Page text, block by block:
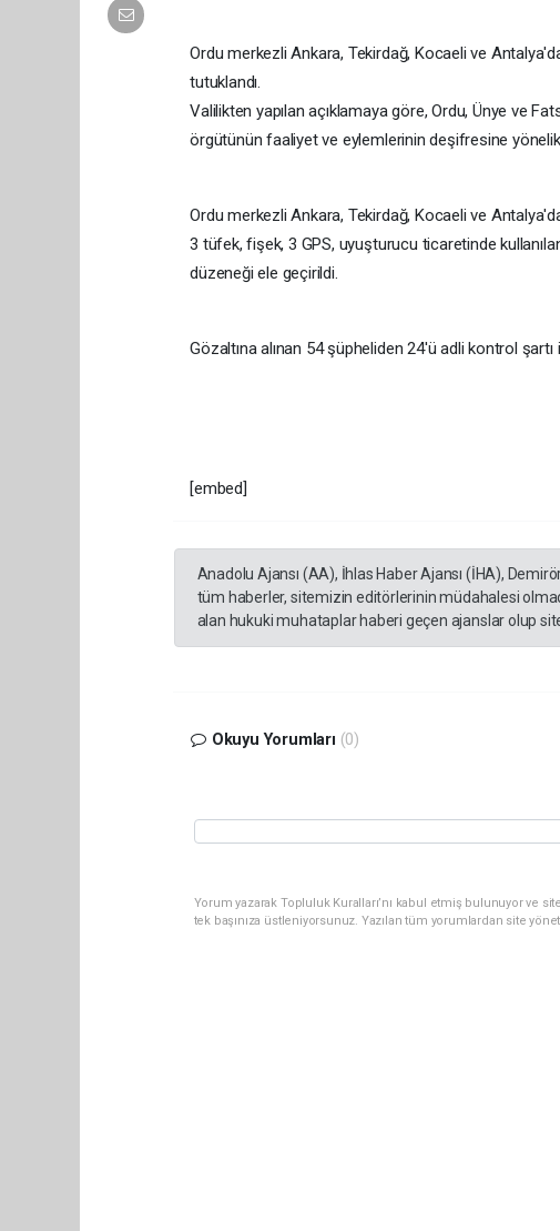
Ordu merkezli Ankara, Tekirdağ, Kocaeli ve
tutuklandı.
Valilikten yapılan açıklamaya göre, Ordu, Ünye ve
örgütünün faaliyet ve eylemlerinin deşifresine
Ordu merkezli Ankara, Tekirdağ, Kocaeli ve
3 tüfek, fişek, 3 GPS, uyuşturucu ticaretinde
düzeneği ele geçirildi.
Gözaltına alınan 54 şüpheliden 24'ü adli kontrol şartı
[embed]
Anadolu Ajansı (AA), İhlas Haber Ajansı (İHA),
tüm haberler, sitemizin editörlerinin müdahalesi
alan hukuki muhataplar haberi geçen ajanslar olup
Okuyu Yorumları (0)
Yorum yazarak Topluluk Kuralları’nı kabul etmiş bulunuyor ve
tek başınıza üstleniyorsunuz. Yazılan tüm yorumlardan site